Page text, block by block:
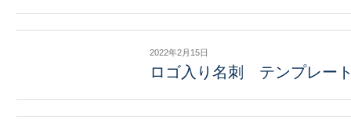
2022年2月15日
ロゴ入り名刺 テンプレー